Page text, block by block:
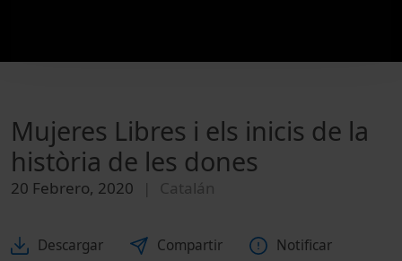
Mujeres Libres i els inicis de la
història de les dones
20 Febrero, 2020 Catalán
Descargar Compartir Notificar